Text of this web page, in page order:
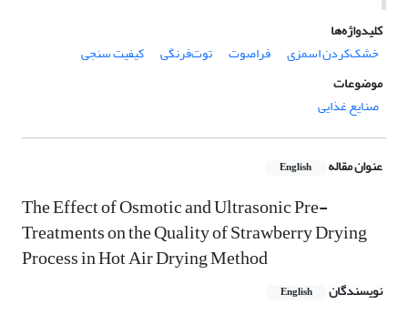
کلیدواژه‌ها
خشک‌کردن اسمزی
فراصوت توت‌فرنگی
کیفیت سنجی
موضوعات
صنایع غذایی
عنوان مقاله English
The Effect of Osmotic and Ultrasonic Pre-
Treatments on the Quality of Strawberry Drying
Process in Hot Air Drying Method
نویسندگان English